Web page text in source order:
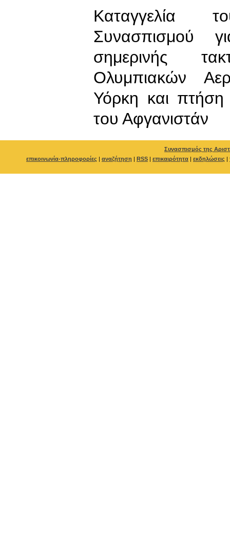
Καταγγελία
Συνασπισμού
σημερινής
Ολυμπιακών
Υόρκη και
του Αφγανιστάν
Συνασπισμός της
επικοινωνία-πληροφορίες | αναζήτηση | RSS | επικαιρότητα | εκδηλώσεις |